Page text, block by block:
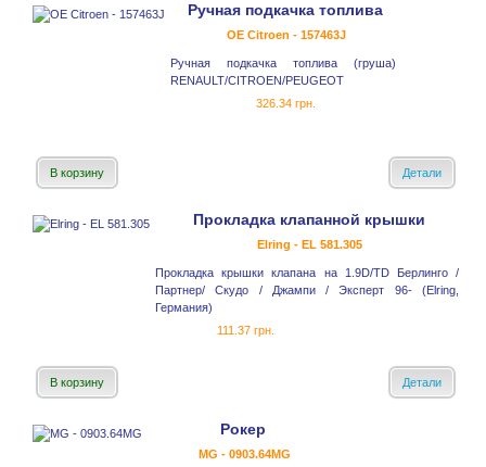
Ручная подкачка топлива
OE Citroen - 157463J
Ручная подкачка топлива (груша)
RENAULT/CITROEN/PEUGEOT
326.34 грн.
В корзину Детали
Прокладка клапанной крышки
Elring - EL 581.305
Прокладка крышки клапана на 1.9D/TD Берлинго /
Партнер/ Скудо / Джампи / Эксперт 96- (Elring,
Германия)
111.37 грн.
В корзину Детали
Рокер
MG - 0903.64MG